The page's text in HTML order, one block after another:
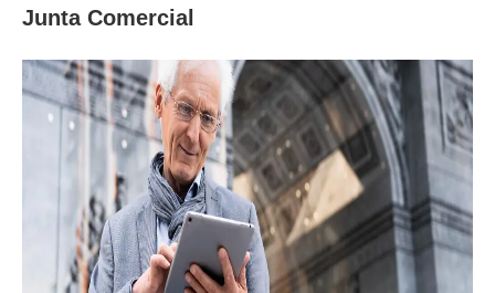
Junta Comercial